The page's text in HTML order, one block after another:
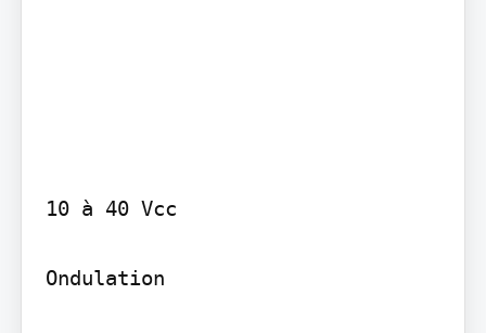
10 à 40 Vcc
Ondulation